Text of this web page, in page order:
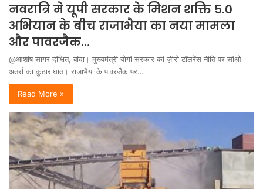
नवरात्रि मे यूपी सरकार के मिशन शक्ति 5.0
अभियान के बीच राजाभैया का नया मामला
और पावरजैक…
@आशीष सागर दीक्षित, बांदा। मुख्यमंत्री योगी सरकार की ज़ीरो टॉलरेंस नीति पर सीओ
अतर्रा का कुठाराघात। राजाभैया के पावरजैक पर…
Read More »